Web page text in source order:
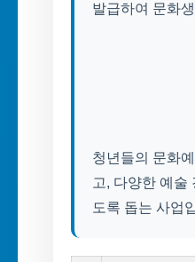
발급하여 문화
청년들의 문화
고, 다양한 예술
도록 돕는 사업